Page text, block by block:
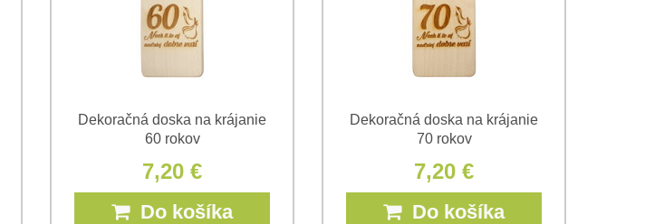
Dekoračná doska na krájanie
60 rokov
7,20 €
Do košíka
Dekoračná doska na krájanie
70 rokov
7,20 €
Do košíka